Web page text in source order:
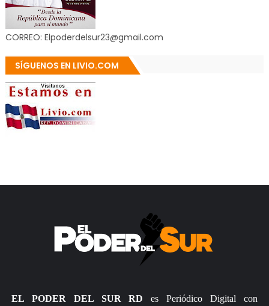
CORREO: Elpoderdelsur23@gmail.com
SÍGUENOS EN LIVIO.COM
EL PODER DEL SUR RD es Periódico Digital con